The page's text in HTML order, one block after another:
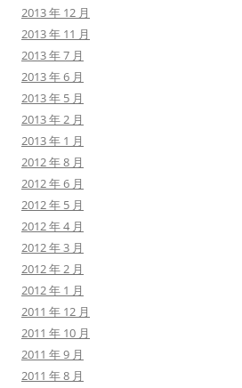
2013 年 12 月
2013 年 11 月
2013 年 7 月
2013 年 6 月
2013 年 5 月
2013 年 2 月
2013 年 1 月
2012 年 8 月
2012 年 6 月
2012 年 5 月
2012 年 4 月
2012 年 3 月
2012 年 2 月
2012 年 1 月
2011 年 12 月
2011 年 10 月
2011 年 9 月
2011 年 8 月